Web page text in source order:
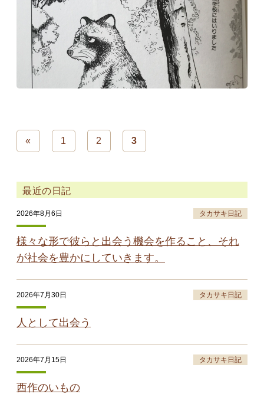
« 1 2 3
最近の日記
2026年8月6日 タカサキ日記
様々な形で彼らと出会う機会を作ること、それ
が社会を豊かにしていきます。
2026年7月30日 タカサキ日記
人として出会う
2026年7月15日 タカサキ日記
西作のいもの